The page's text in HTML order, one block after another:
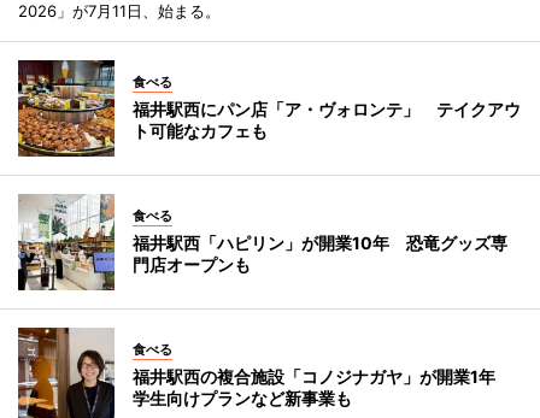
2026」が7月11日、始まる。
食べる
福井駅西にパン店「ア・ヴォロンテ」 テイクアウ
ト可能なカフェも
食べる
福井駅西「ハピリン」が開業10年 恐竜グッズ専
門店オープンも
食べる
福井駅西の複合施設「コノジナガヤ」が開業1年
学生向けプランなど新事業も